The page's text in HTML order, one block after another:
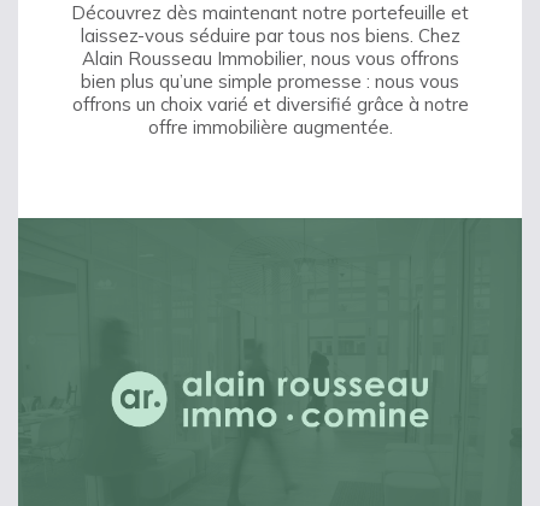
Découvrez dès maintenant notre portefeuille et
laissez-vous séduire par tous nos biens. Chez
Alain Rousseau Immobilier, nous vous offrons
bien plus qu’une simple promesse : nous vous
offrons un choix varié et diversifié grâce à notre
offre immobilière augmentée.